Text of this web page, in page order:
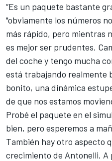
“Es un paquete bastante
"obviamente los números
más rápido, pero mientras
es mejor ser prudentes.
del coche y tengo mucha
está trabajando realmente
bonito, una dinámica
de que nos estamos
Probé el paquete en el
bien, pero esperemos a
También hay otro aspecto
crecimiento de Antonelli. A